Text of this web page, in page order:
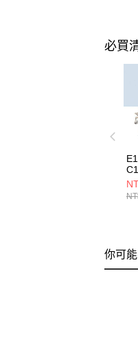
必買
你可